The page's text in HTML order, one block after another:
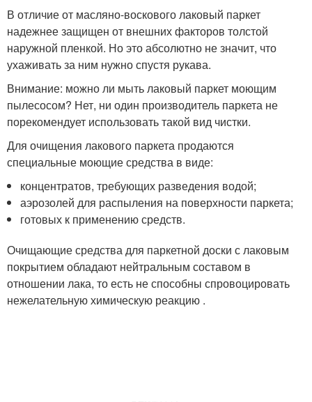
В отличие от масляно-воскового лаковый паркет
надежнее защищен от внешних факторов толстой
наружной пленкой. Но это абсолютно не значит, что
ухаживать за ним нужно спустя рукава.
Внимание: можно ли мыть лаковый паркет моющим
пылесосом? Нет, ни один производитель паркета не
порекомендует использовать такой вид чистки.
Для очищения лакового паркета продаются
специальные моющие средства в виде:
концентратов, требующих разведения водой;
аэрозолей для распыления на поверхности паркета;
готовых к применению средств.
Очищающие средства для паркетной доски с лаковым
покрытием обладают нейтральным составом в
отношении лака, то есть не способны спровоцировать
нежелательную химическую реакцию .